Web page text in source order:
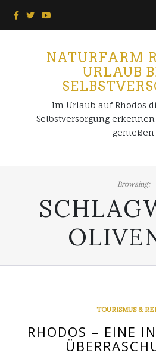
NATURFARM
URLAUB
Im Urlaub auf Rhodos
Selbstversorgung
genießen
Browsing:
TOURISMUS &
RHODOS – EINE